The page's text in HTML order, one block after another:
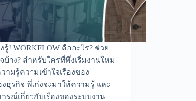
รู้! WORKFLOW คืออะไร? ช่วย
บ้าง? สำหรับใครที่พึ่งเริ่มงานใหม่
ามรู้ความเข้าใจเรื่องของ
งธุรกิจ พี่เก่งจะมาให้ความรู้ และ
รณ์เกี่ยวกับเรื่องของระบบงาน